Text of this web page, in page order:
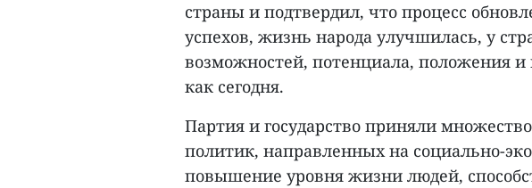
страны и подтвердил, что процесс
успехов, жизнь народа улучшилась, у
возможностей, потенциала, положения и
как сегодня.
Партия и государство приняли
политик, направленных на социально-
повышение уровня жизни людей,